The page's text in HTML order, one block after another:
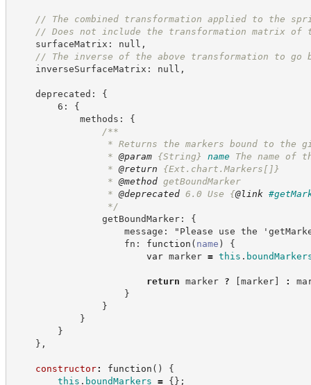
// The combined transformation applied to the
// Does not include the transformation matrix
surfaceMatrix: null,
// The inverse of the above transformation to
inverseSurfaceMatrix: null,
deprecated: {
6: {
methods: {
/**
* Returns the markers bound to the
* @param {String} name
The name
* @return
{Ext.chart.Markers[]}
* @method getBoundMarker
* @deprecated 6.0 Use {@link
*/
getBoundMarker: {
message: "Please use the 'getMarker'
fn: function ( name )
{
var marker = this .
return marker ? [marker] :
}
}
}
}
} ,
constructor: function ( )
{
this . boundMarkers = {} ;